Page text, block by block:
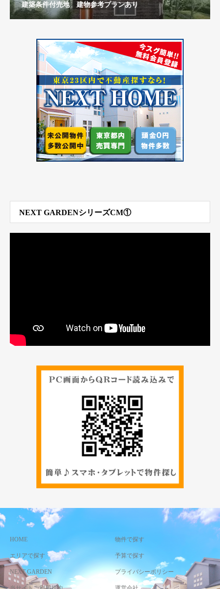
建築条件付売地 建物参考プランあり
NEXT GARDENシリーズCM①
HOME 物件で探す
エリアで探す 予算で探す
NEXT GARDEN プライバシーポリシー